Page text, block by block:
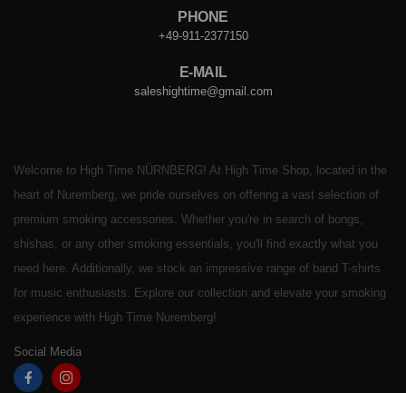
PHONE
+49-911-2377150
E-MAIL
saleshightime@gmail.com
Welcome to High Time NÜRNBERG! At High Time Shop, located in the
heart of Nuremberg, we pride ourselves on offering a vast selection of
premium smoking accessories. Whether you're in search of bongs,
shishas, or any other smoking essentials, you'll find exactly what you
need here. Additionally, we stock an impressive range of band T-shirts
for music enthusiasts. Explore our collection and elevate your smoking
experience with High Time Nuremberg!
Social Media